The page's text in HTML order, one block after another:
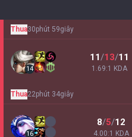
Thua30phút 59giây
14
11/13/11
1.69:1 KDA
Thua22phút 34giây
16
8/5/12
4.00:1 KDA